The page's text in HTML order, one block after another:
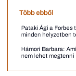
Több ebből
Pataki Ági a Forbes
minden helyzetben
Hámori Barbara:
nem lehet megtenni